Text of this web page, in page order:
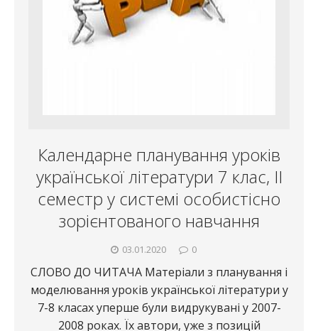
Календарне планування уроків
української літератури 7 клас, ІІ
семестр у системі особистісно
зорієнтованого навчання
03.01.2020 0
СЛОВО ДО ЧИТАЧА Матеріали з планування і
моделювання уроків української літератури у
7-8 класах уперше були видрукувані у 2007-
2008 роках. Їх автори, уже з позицій